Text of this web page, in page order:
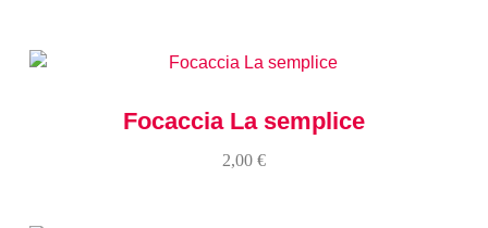
Focaccia La semplice
2,00 €